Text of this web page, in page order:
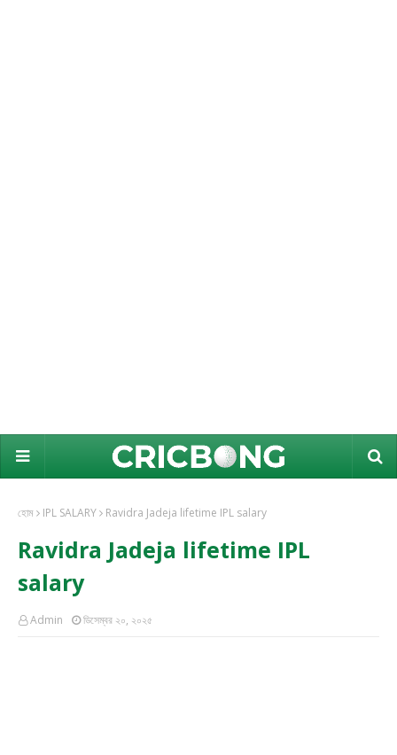
হোম IPL SALARY Ravidra Jadeja lifetime IPL salary
Ravidra Jadeja lifetime IPL
salary
Admin ডিসেম্বর ২০, ২০২৫